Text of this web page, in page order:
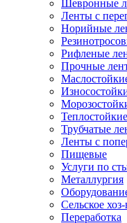
Шевронные
Ленты с
Норийные
Рифленые
Прочные
Трубчатые
Ленты с
Пищевые
Услуги по
Металлургия
Сельское
Переработка